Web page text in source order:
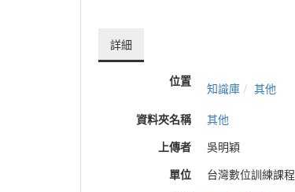
詳細
位置 知識庫
其他
資料夾名稱
其他
上傳者
吳明穎
單位
台灣數位訓練課程